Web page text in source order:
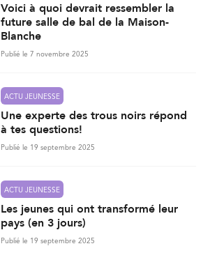
Voici à quoi devrait ressembler la
future salle de bal de la Maison-
Blanche
Publié le 7 novembre 2025
ACTU JEUNESSE
Une experte des trous noirs répond
à tes questions!
Publié le 19 septembre 2025
ACTU JEUNESSE
Les jeunes qui ont transformé leur
pays (en 3 jours)
Publié le 19 septembre 2025